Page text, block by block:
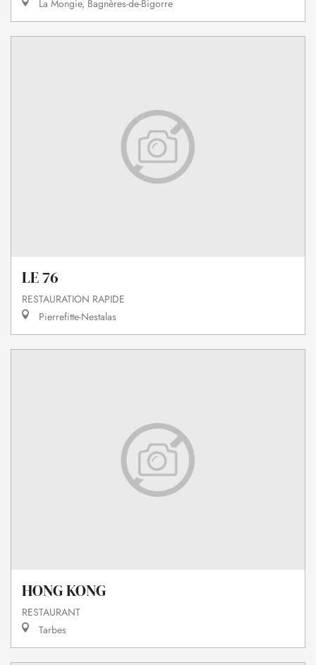
La Mongie, Bagnères-de-Bigorre
LE 76
RESTAURATION RAPIDE
Pierrefitte-Nestalas
HONG KONG
RESTAURANT
Tarbes